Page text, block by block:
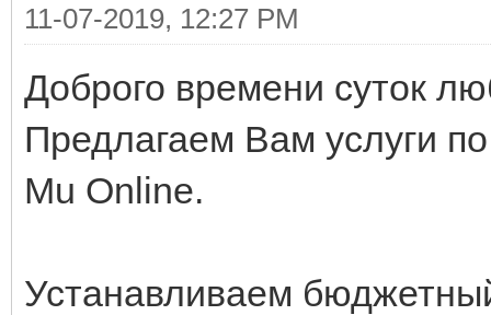
11-07-2019, 12:27 PM
Доброго времени суток
Предлагаем Вам услуги
Mu Online.
Устанавливаем